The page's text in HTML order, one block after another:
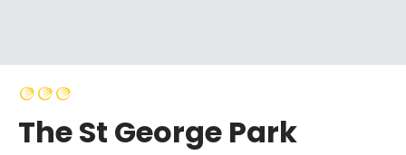
The St George Park